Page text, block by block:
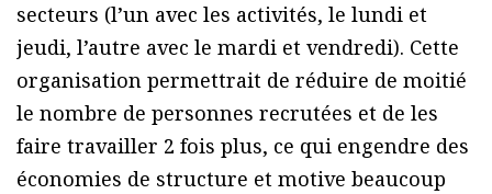
secteurs (l’un avec les activités, le lundi et
jeudi, l’autre avec le mardi et vendredi). Cette
organisation permettrait de réduire de moitié
le nombre de personnes recrutées et de les
faire travailler 2 fois plus, ce qui engendre des
économies de structure et motive beaucoup